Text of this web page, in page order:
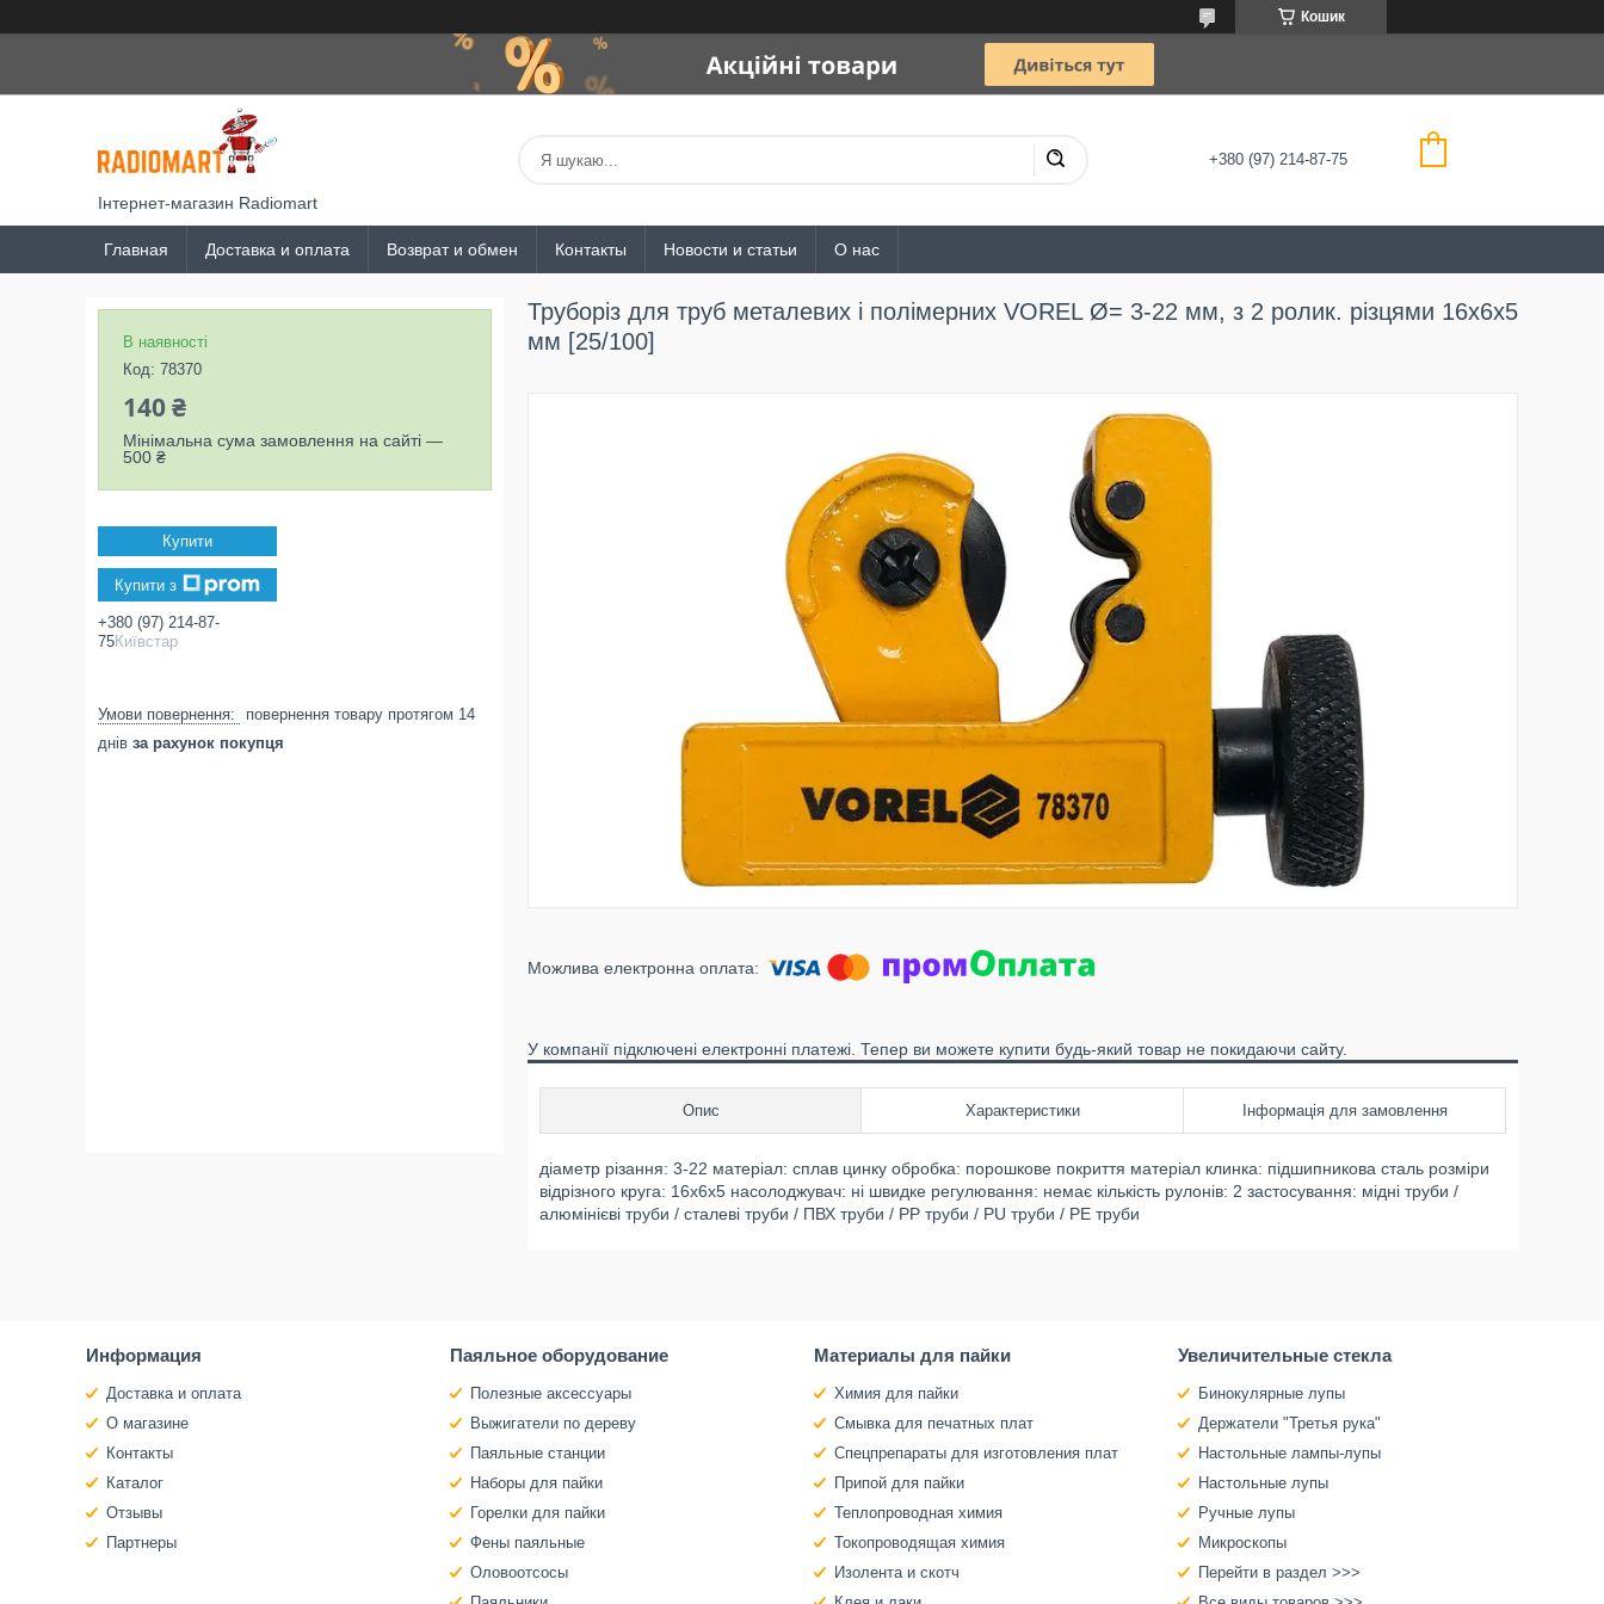
Кошик
Інтернет-магазин Radiomart
+380 (97) 214-87-75
Главная Доставка и оплата Возврат и обмен Контакты Новости и статьи О нас
Труборіз для труб металевих і полімерних VOREL Ø= 3-22 мм, з 2 ролик. різцями 16х6х5
мм [25/100]
У компанії підключені електронні платежі. Тепер ви можете купити будь-який товар не покидаючи сайту.
Опис Характеристики Інформація для замовлення
діаметр різання: 3-22 матеріал: сплав цинку обробка: порошкове покриття матеріал клинка: підшипникова сталь розміри
відрізного круга: 16х6х5 насолоджувач: ні швидке регулювання: немає кількість рулонів: 2 застосування: мідні труби /
алюмінієві труби / сталеві труби / ПВХ труби / PP труби / PU труби / PE труби
В наявності
Код: 78370
140 ₴
Мінімальна сума замовлення на сайті —
500 ₴
Купити
Купити з
+380 (97) 214-87-
75Київстар
повернення товару протягом 14
днів за рахунок покупця
Информация
Доставка и оплата
О магазине
Контакты
Каталог
Отзывы
Партнеры
Паяльное оборудование
Полезные аксессуары
Выжигатели по дереву
Паяльные станции
Наборы для пайки
Горелки для пайки
Фены паяльные
Оловоотсосы
Материалы для пайки
Химия для пайки
Смывка для печатных плат
Спецпрепараты для изготовления плат
Припой для пайки
Теплопроводная химия
Токопроводящая химия
Изолента и скотч
Увеличительные стекла
Бинокулярные лупы
Держатели "Третья рука"
Настольные лампы-лупы
Настольные лупы
Ручные лупы
Микроскопы
Перейти в раздел >>>